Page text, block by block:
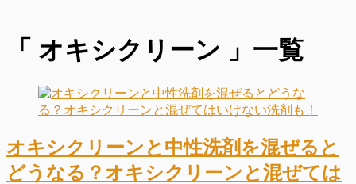
「 オキシクリーン 」一覧
オキシクリーンと中性洗剤を混ぜると
どうなる？オキシクリーンと混ぜては